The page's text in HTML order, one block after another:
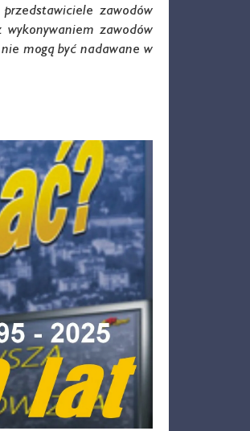
zawodów
zawodów
mogą być nadawane w